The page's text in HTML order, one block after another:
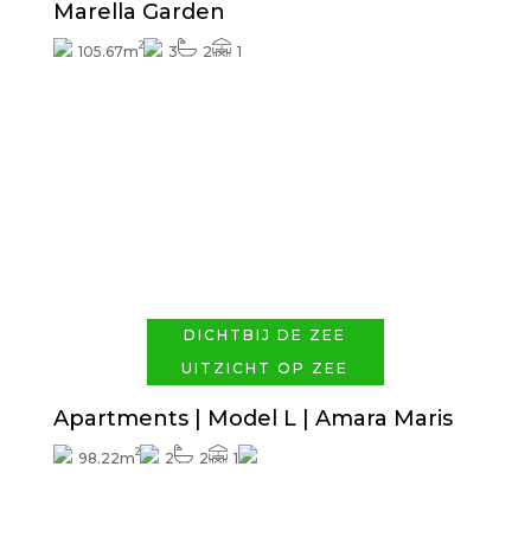
Marella Garden
105.67m2 3 2 1
DICHTBIJ DE ZEE
UITZICHT OP ZEE
Apartments | Model L | Amara Maris
98.22m2 2 2 1